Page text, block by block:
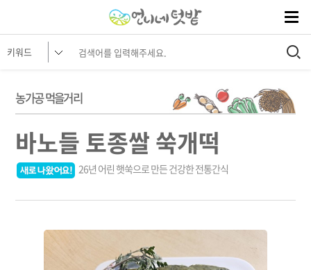
농가공 먹을거리
바노들 토종쌀 쑥개떡
26년 어린 햇쑥으로 만든 건강한 전통간식